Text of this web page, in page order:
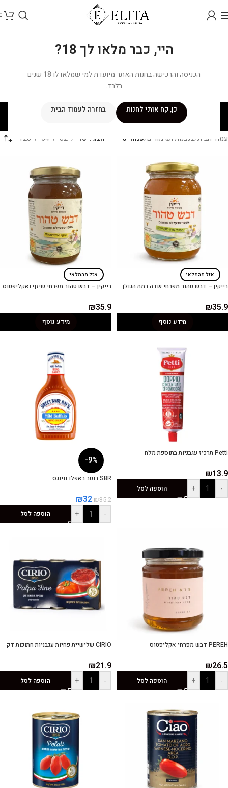
היי, כבר מלאו לך 18?
הכניסה והרכישה בחנות האתר מיועדת למי שמלאו לו 18 שנים
בלבד.
כן, קח אותי לחנות בחזרה לעמוד הבית
צנצנות ושימורים
עמוד הבית/צנצנות ושימורים/עמוד 3 הצג 16
32
64
128
אזל מהמלאי
רייקין – דבש טהור מפרחי שדה רמת הגולן
₪35.9
מידע נוסף
אזל מהמלאי
רייקין – דבש טהור מפרחי שיזף ואקליפטוס
₪35.9
מידע נוסף
Petti תרכיז עגבניות בתוספת מלח
₪13.9
-
+ הוספה לסל
-9%
SBR רוטב באפלו ווינגס
₪35.2
₪32
-
+ הוספה לסל
PEREH דבש מפרחי אקליפטוס
₪26.5
-
+ הוספה לסל
CIRIO שלישיית פחיות עגבניות חתוכות דק
₪21.9
-
+ הוספה לסל